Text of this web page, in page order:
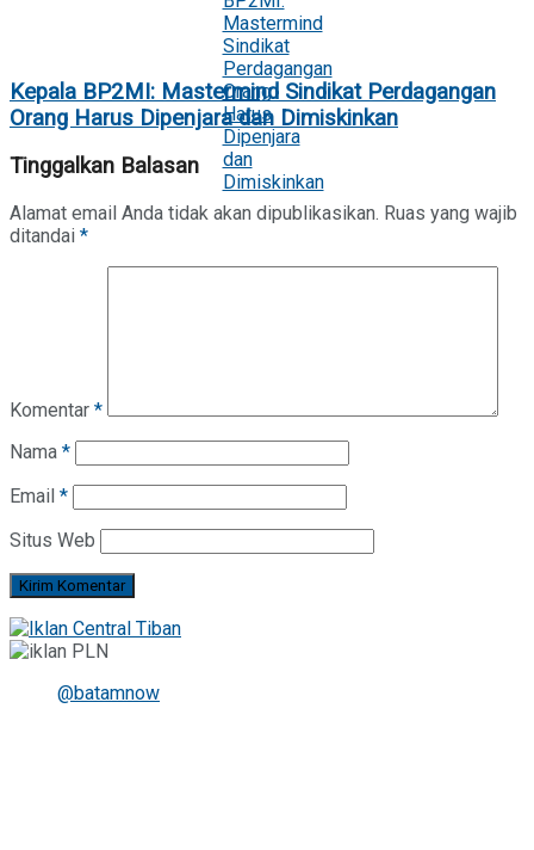
Kepala BP2MI: Mastermind Sindikat Perdagangan
Orang Harus Dipenjara dan Dimiskinkan
Tinggalkan Balasan
Alamat email Anda tidak akan dipublikasikan. Ruas yang wajib
ditandai *
Komentar *
Nama *
Email *
Situs Web
@batamnow